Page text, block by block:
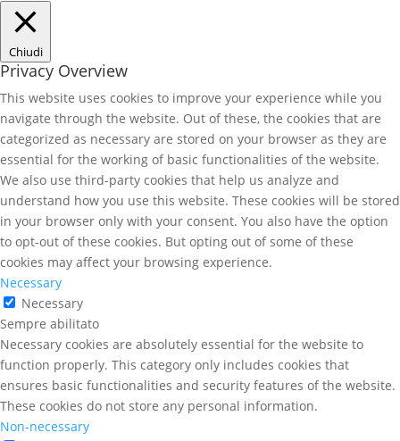
Chiudi
Privacy Overview
This website uses cookies to improve your experience while you
navigate through the website. Out of these, the cookies that are
categorized as necessary are stored on your browser as they are
essential for the working of basic functionalities of the website.
We also use third-party cookies that help us analyze and
understand how you use this website. These cookies will be stored
in your browser only with your consent. You also have the option
to opt-out of these cookies. But opting out of some of these
cookies may affect your browsing experience.
Necessary
Necessary
Sempre abilitato
Necessary cookies are absolutely essential for the website to
function properly. This category only includes cookies that
ensures basic functionalities and security features of the website.
These cookies do not store any personal information.
Non-necessary